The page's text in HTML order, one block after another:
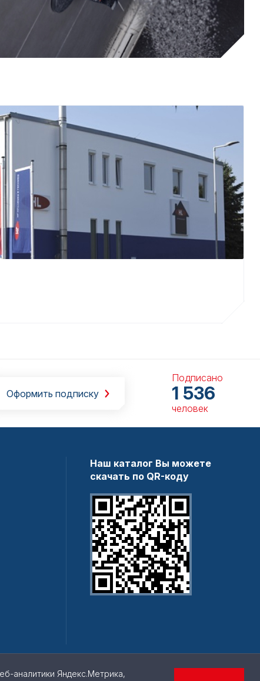
Оформить подписку
Подписано
1 536
человек
Наш каталог Вы можете
скачать по QR-коду
аналитики Яндекс.Метрика,